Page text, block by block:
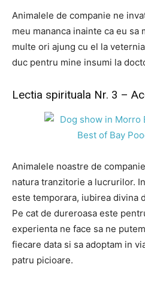
Animalele de companie ne
meu mananca inainte ca eu sa
multe ori ajung cu el la
duc pentru mine insumi la
Lectia spirituala Nr. 3 –
Animalele noastre de
natura tranzitorie a lucrurilor.
este temporara, iubirea divina
Pe cat de dureroasa este
experienta ne face sa ne
fiecare data si sa adoptam in
patru picioare.